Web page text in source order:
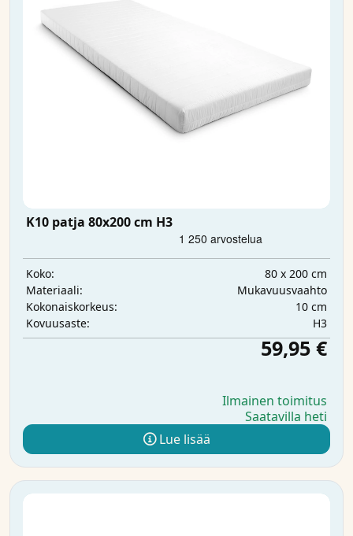
K10 patja 80x200 cm H3
Koko:
80 x 200 cm
Materiaali:
Mukavuusvaahto
Kokonaiskorkeus:
10 cm
Kovuusaste:
H3
59,95 €
Ilmainen toimitus
Saatavilla heti
Lue lisää